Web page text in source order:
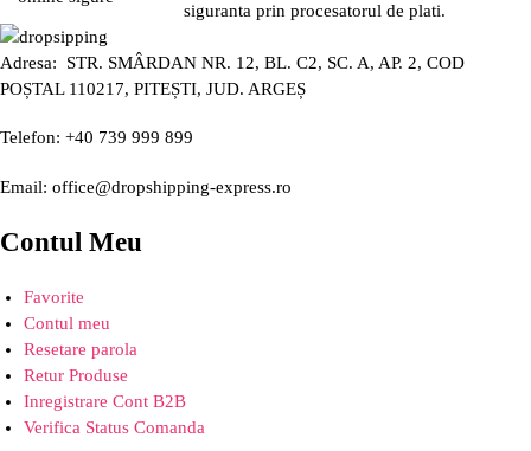
siguranta prin procesatorul de plati.
Adresa: STR. SMÂRDAN NR. 12, BL. C2, SC. A, AP. 2, COD
POȘTAL 110217, PITEȘTI, JUD. ARGEȘ
Telefon: +40 739 999 899
Email: office@dropshipping-express.ro
Contul Meu
Favorite
Contul meu
Resetare parola
Retur Produse
Inregistrare Cont B2B
Verifica Status Comanda